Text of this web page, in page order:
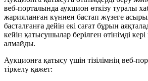
веб-порталында аукцион өткізу туралы
жарияланған күннен бастап жүзеге
басталғанға дейін екі сағат бұрын
кейін қатысушылар берілген өтінімді
алмайды.
Аукционға қатысу үшін тізілімнің веб-
тіркелу қажет: